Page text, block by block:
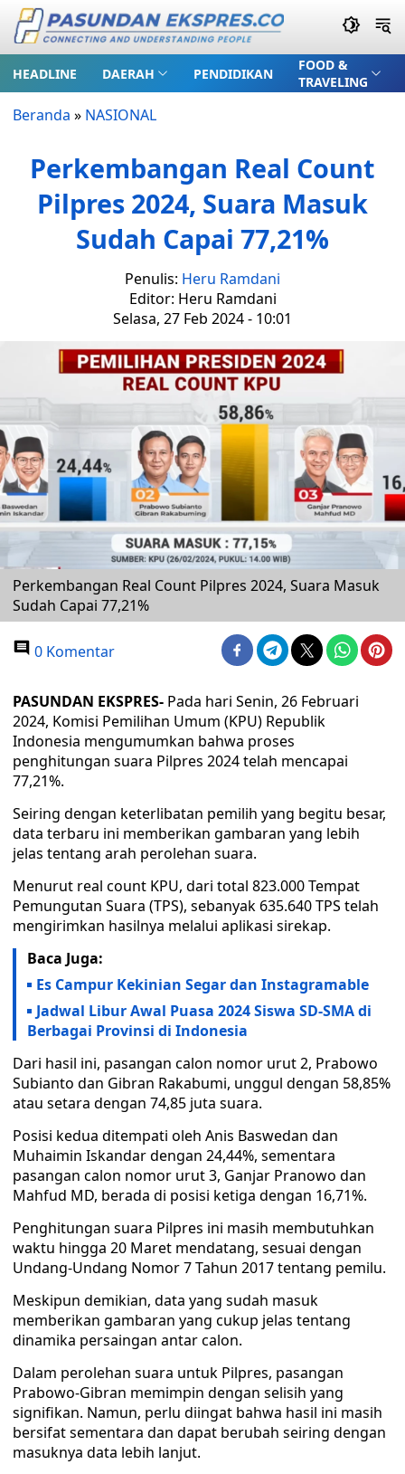
HEADLINE DAERAH PENDIDIKAN
FOOD &
TRAVELING
Beranda » NASIONAL
Perkembangan Real Count
Pilpres 2024, Suara Masuk
Sudah Capai 77,21%
Penulis: Heru Ramdani
Editor: Heru Ramdani
Selasa, 27 Feb 2024 - 10:01
Perkembangan Real Count Pilpres 2024, Suara Masuk
Sudah Capai 77,21%
0 Komentar
PASUNDAN EKSPRES- Pada hari Senin, 26 Februari
2024, Komisi Pemilihan Umum (KPU) Republik
Indonesia mengumumkan bahwa proses
penghitungan suara Pilpres 2024 telah mencapai
77,21%.
Seiring dengan keterlibatan pemilih yang begitu besar,
data terbaru ini memberikan gambaran yang lebih
jelas tentang arah perolehan suara.
Menurut real count KPU, dari total 823.000 Tempat
Pemungutan Suara (TPS), sebanyak 635.640 TPS telah
mengirimkan hasilnya melalui aplikasi sirekap.
Baca Juga:
Es Campur Kekinian Segar dan Instagramable
Jadwal Libur Awal Puasa 2024 Siswa SD-SMA di
Berbagai Provinsi di Indonesia
Dari hasil ini, pasangan calon nomor urut 2, Prabowo
Subianto dan Gibran Rakabumi, unggul dengan 58,85%
atau setara dengan 74,85 juta suara.
Posisi kedua ditempati oleh Anis Baswedan dan
Muhaimin Iskandar dengan 24,44%, sementara
pasangan calon nomor urut 3, Ganjar Pranowo dan
Mahfud MD, berada di posisi ketiga dengan 16,71%.
Penghitungan suara Pilpres ini masih membutuhkan
waktu hingga 20 Maret mendatang, sesuai dengan
Undang-Undang Nomor 7 Tahun 2017 tentang pemilu.
Meskipun demikian, data yang sudah masuk
memberikan gambaran yang cukup jelas tentang
dinamika persaingan antar calon.
Dalam perolehan suara untuk Pilpres, pasangan
Prabowo-Gibran memimpin dengan selisih yang
signifikan. Namun, perlu diingat bahwa hasil ini masih
bersifat sementara dan dapat berubah seiring dengan
masuknya data lebih lanjut.